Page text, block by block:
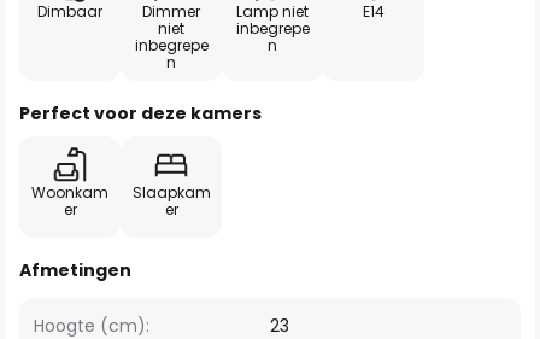
Dimbaar
Dimmer
niet
inbegrepe
n
Lamp niet
inbegrepe
n
E14
Perfect voor deze kamers
Woonkam
er
Slaapkam
er
Afmetingen
Hoogte (cm):
23